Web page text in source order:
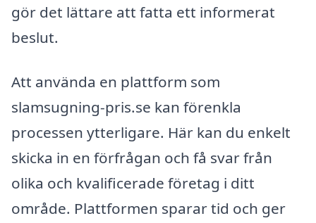
gör det lättare att fatta ett informerat
beslut.
Att använda en plattform som
slamsugning-pris.se kan förenkla
processen ytterligare. Här kan du enkelt
skicka in en förfrågan och få svar från
olika och kvalificerade företag i ditt
område. Plattformen sparar tid och ger